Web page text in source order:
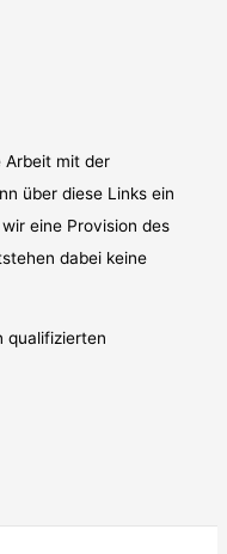
Arbeit mit der
über diese Links ein
eine Provision des
dabei keine
qualifizierten